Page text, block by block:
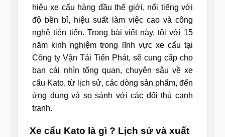
hiệu xe cẩu hàng đầu thế giới, nổi tiếng với
độ bền bỉ, hiệu suất làm việc cao và công
nghệ tiên tiến. Trong bài viết này, tôi với 15
năm kinh nghiệm trong lĩnh vực xe cẩu tại
Công ty Vận Tải Tiến Phát, sẽ cung cấp cho
bạn cái nhìn tổng quan, chuyên sâu về xe
cẩu Kato, từ lịch sử, các dòng sản phẩm, đến
ứng dụng và so sánh với các đối thủ cạnh
tranh.
Xe cẩu Kato là gì ? Lịch sử và xuất